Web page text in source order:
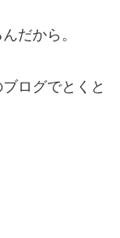
だから。
ログでとくと